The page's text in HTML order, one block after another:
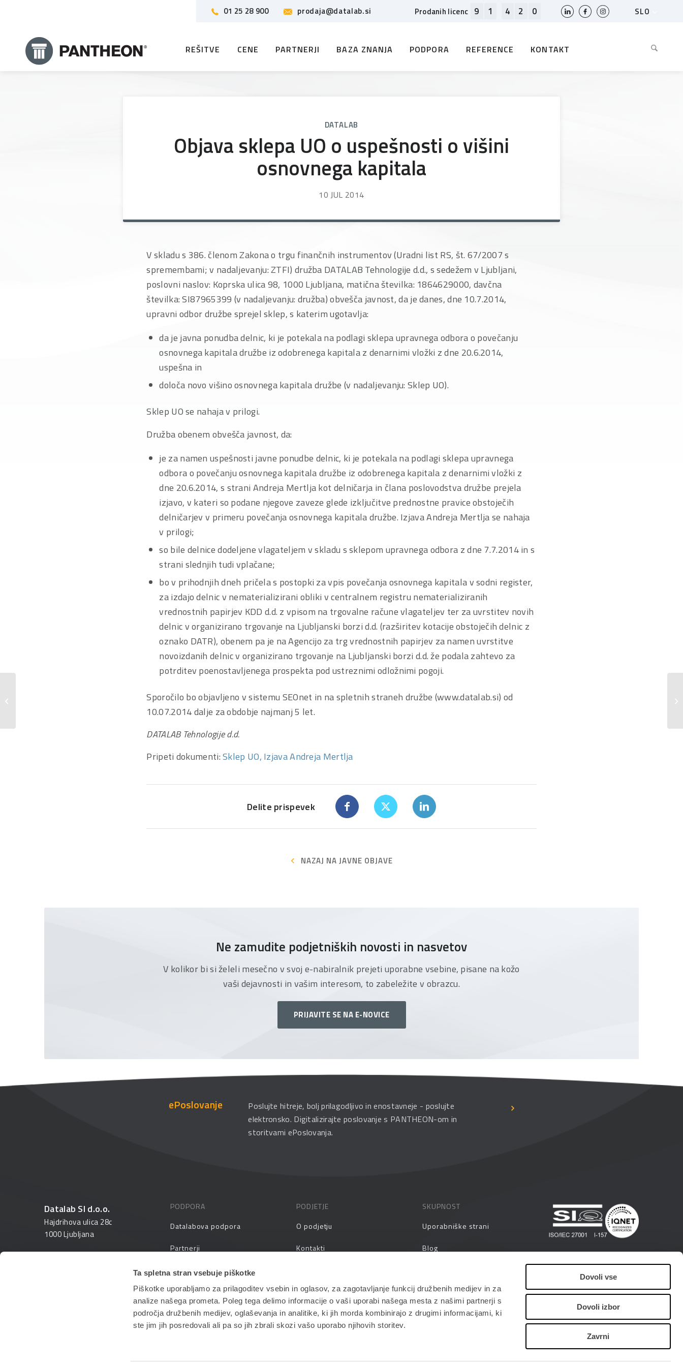
Ta spletna stran vsebuje piškotke
Piškotke uporabljamo za prilagoditev vsebin in oglasov, za zagotavljanje funkcij družbenih medijev in za
analize našega prometa. Poleg tega delimo informacije o vaši uporabi našega mesta z našimi partnerji s
področja družbenih medijev, oglaševanja in analitike, ki jih morda kombinirajo z drugimi informacijami, ki
ste jim jih posredovali ali pa so jih zbrali skozi vašo uporabo njihovih storitev.
Dovoli vse
Dovoli izbor
Zavrni
01 25 28 900 prodaja@datalab.si Prodanih licenc 9 1 4 2 0
SLO
REŠITVE CENE PARTNERJI BAZA ZNANJA PODPORA REFERENCE KONTAKT
DATALAB
Objava sklepa UO o uspešnosti o višini
osnovnega kapitala
10 JUL 2014
V skladu s 386. členom Zakona o trgu finančnih instrumentov (Uradni list RS, št. 67/2007 s
spremembami; v nadaljevanju: ZTFI) družba DATALAB Tehnologije d.d., s sedežem v Ljubljani,
poslovni naslov: Koprska ulica 98, 1000 Ljubljana, matična številka: 1864629000, davčna
številka: SI87965399 (v nadaljevanju: družba) obvešča javnost, da je danes, dne 10.7.2014,
upravni odbor družbe sprejel sklep, s katerim ugotavlja:
da je javna ponudba delnic, ki je potekala na podlagi sklepa upravnega odbora o povečanju
osnovnega kapitala družbe iz odobrenega kapitala z denarnimi vložki z dne 20.6.2014,
uspešna in
določa novo višino osnovnega kapitala družbe (v nadaljevanju: Sklep UO).
Sklep UO se nahaja v prilogi.
Družba obenem obvešča javnost, da:
je za namen uspešnosti javne ponudbe delnic, ki je potekala na podlagi sklepa upravnega
odbora o povečanju osnovnega kapitala družbe iz odobrenega kapitala z denarnimi vložki z
dne 20.6.2014, s strani Andreja Mertlja kot delničarja in člana poslovodstva družbe prejela
izjavo, v kateri so podane njegove zaveze glede izključitve prednostne pravice obstoječih
delničarjev v primeru povečanja osnovnega kapitala družbe. Izjava Andreja Mertlja se nahaja
v prilogi;
so bile delnice dodeljene vlagateljem v skladu s sklepom upravnega odbora z dne 7.7.2014 in s
strani slednjih tudi vplačane;
bo v prihodnjih dneh pričela s postopki za vpis povečanja osnovnega kapitala v sodni register,
za izdajo delnic v nematerializirani obliki v centralnem registru nematerializiranih
vrednostnih papirjev KDD d.d. z vpisom na trgovalne račune vlagateljev ter za uvrstitev novih
delnic v organizirano trgovanje na Ljubljanski borzi d.d. (razširitev kotacije obstoječih delnic z
oznako DATR), obenem pa je na Agencijo za trg vrednostnih papirjev za namen uvrstitve
novoizdanih delnic v organizirano trgovanje na Ljubljanski borzi d.d. že podala zahtevo za
potrditev poenostavljenega prospekta pod ustreznimi odložnimi pogoji.
Sporočilo bo objavljeno v sistemu SEOnet in na spletnih straneh družbe (www.datalab.si) od
10.07.2014 dalje za obdobje najmanj 5 let.
DATALAB Tehnologije d.d.
Pripeti dokumenti:Sklep UO, Izjava Andreja Mertlja
Delite prispevek
NAZAJ NA JAVNE OBJAVE
Ne zamudite podjetniških novosti in nasvetov
V kolikor bi si želeli mesečno v svoj e-nabiralnik prejeti uporabne vsebine, pisane na kožo
vaši dejavnosti in vašim interesom, to zabeležite v obrazcu.
PRIJAVITE SE NA E-NOVICE
ePoslovanje
Poslujte hitreje, bolj prilagodljivo in enostavneje - poslujte
elektronsko. Digitalizirajte poslovanje s PANTHEON-om in
storitvami ePoslovanja.
Datalab SI d.o.o.
Hajdrihova ulica 28c
1000 Ljubljana
PODPORA
Datalabova podpora
Partnerji
FAQ – pogosta vprašanja
PANTHEON izobraževanja
PODJETJE
O podjetju
Kontakti
Vlagatelji
Pogoji in pogodbe
SKUPNOST
Uporabniške strani
Blog
Priročniki